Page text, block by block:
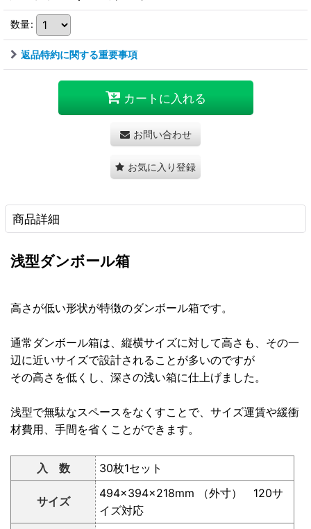
数量:
返品特約に関する重要事項
カートに入れる
お問い合わせ
お気に入り登録
商品詳細
浅型ダンボール箱
高さが低い形状が特徴のダンボール箱です。
通常ダンボール箱は、縦横サイズに対して高さも、その一
辺に近いサイズで設計されることが多いのですが
その高さを低くし、深さの浅い箱に仕上げました。
浅型で無駄なスペースをなくすことで、サイズ運賃や緩衝
材費用、手間を省くことができます。
入 数 30枚1セット
サイズ
494×394×218mm （外寸） 120サ
イズ対応